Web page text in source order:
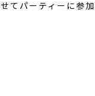
てパーティーに参